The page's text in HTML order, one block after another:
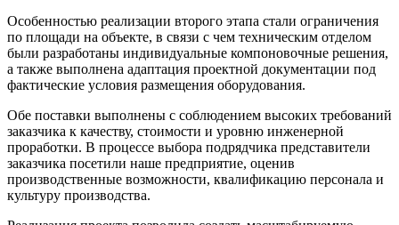
Особенностью реализации второго этапа стали ограничения
по площади на объекте, в связи с чем техническим отделом
были разработаны индивидуальные компоновочные решения,
а также выполнена адаптация проектной документации под
фактические условия размещения оборудования.
Обе поставки выполнены с соблюдением высоких требований
заказчика к качеству, стоимости и уровню инженерной
проработки. В процессе выбора подрядчика представители
заказчика посетили наше предприятие, оценив
производственные возможности, квалификацию персонала и
культуру производства.